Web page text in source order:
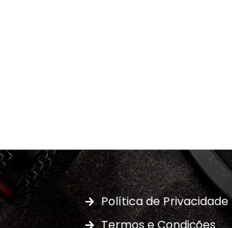
Política de Privacidade